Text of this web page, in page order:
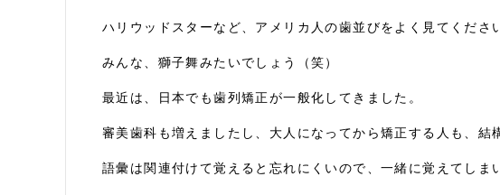
ハリウッドスターなど、アメリカ人の歯並びをよく見てくださ
みんな、獅子舞みたいでしょう（笑）
最近は、日本でも歯列矯正が一般化してきました。
審美歯科も増えましたし、大人になってから矯正する人も、結
語彙は関連付けて覚えると忘れにくいので、一緒に覚えてしま